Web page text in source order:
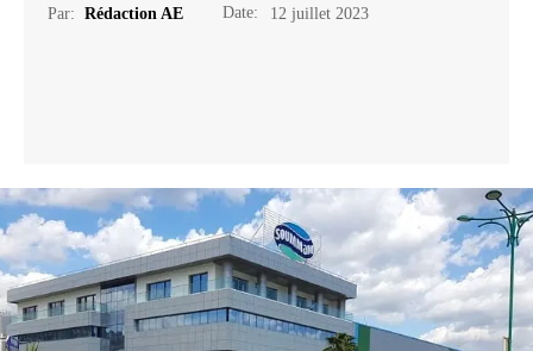
Par: Rédaction AE Date: 12 juillet 2023